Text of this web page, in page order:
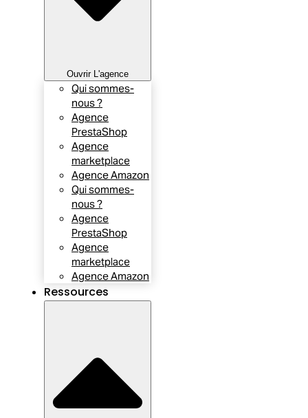
Ouvrir L'agence
Qui sommes-
nous ?
Agence
PrestaShop
Agence
marketplace
Agence Amazon
Qui sommes-
nous ?
Agence
PrestaShop
Agence
marketplace
Agence Amazon
Ressources